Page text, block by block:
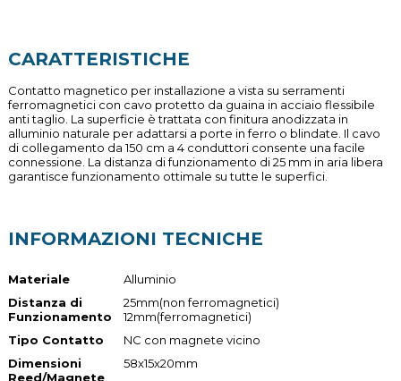
CARATTERISTICHE
Contatto magnetico per installazione a vista su serramenti
ferromagnetici con cavo protetto da guaina in acciaio flessibile
anti taglio. La superficie è trattata con finitura anodizzata in
alluminio naturale per adattarsi a porte in ferro o blindate. Il cavo
di collegamento da 150 cm a 4 conduttori consente una facile
connessione. La distanza di funzionamento di 25 mm in aria libera
garantisce funzionamento ottimale su tutte le superfici.
INFORMAZIONI TECNICHE
Materiale
Alluminio
Distanza di
Funzionamento
25mm(non ferromagnetici)
12mm(ferromagnetici)
Tipo Contatto
NC con magnete vicino
Dimensioni
Reed/Magnete
58x15x20mm